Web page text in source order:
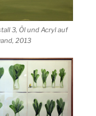
3, Öl und Acryl auf
2013